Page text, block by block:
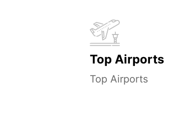
Top Airports
Top Airports